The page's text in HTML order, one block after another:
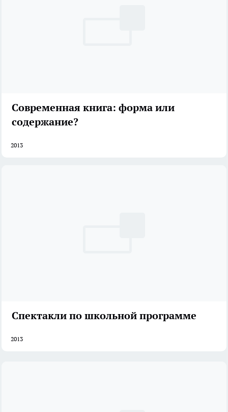
Современная книга: форма или
содержание?
2013
Спектакли по школьной программе
2013